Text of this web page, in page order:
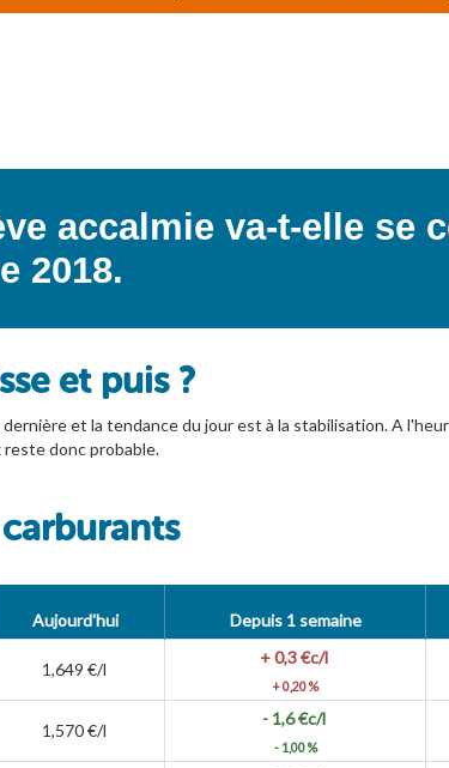
accalmie va-t-elle se
2018.
et puis ?
et la tendance du jour est à la stabilisation. A
reste donc probable.
Aujourd'hui Depuis 1 semaine
1,649 €/l
+ 0,3€c/l
+ 0,20 %
1,570€/l
- 1,6€c/l
- 1,00 %